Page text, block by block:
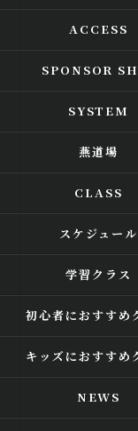
ACCESS
SPONSOR
SYSTEM
燕道場
CLASS
スケジュール
学習クラス
初心者におすすめ
キッズにおすすめ
NEWS